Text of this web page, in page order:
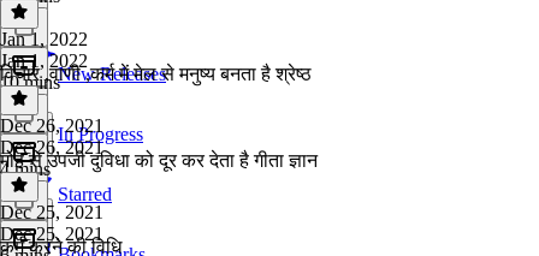
New Releases
In Progress
Starred
Jan 1, 2022
Jan 1, 2022
10 mins
विचार ,वाणी ,कर्म में मेल से मनुष्य बनता है श्रेष्ठ
Dec 26, 2021
Dec 26, 2021
4 mins
मोह से उपजी दुविधा को दूर कर देता है गीता ज्ञान
Dec 25, 2021
Dec 25, 2021
कर्म करने की विधि